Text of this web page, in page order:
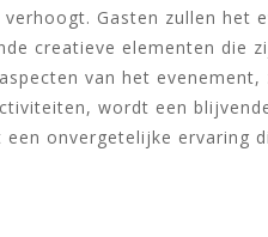
Gasten zullen het
creatieve elementen die
van het evenement,
wordt een
onvergetelijke ervaring